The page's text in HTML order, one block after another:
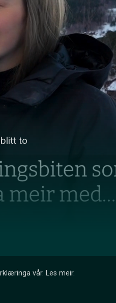
to
vår. Les meir.